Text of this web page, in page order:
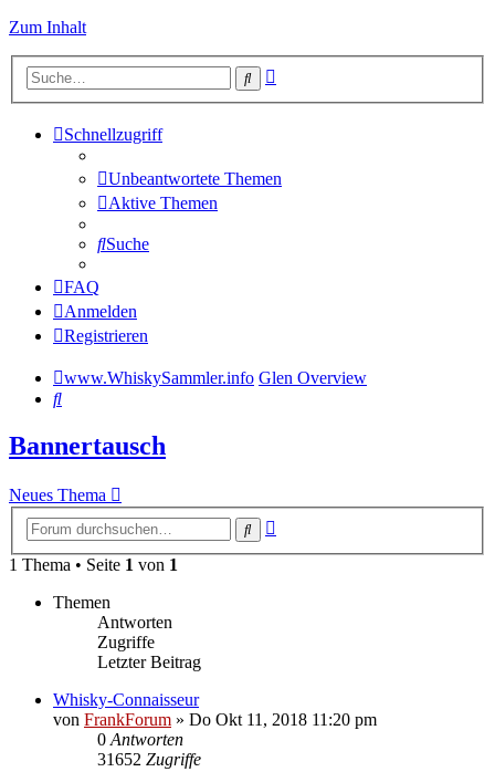
Zum Inhalt
Suche
Schnellzugriff
Unbeantwortete Themen
Aktive Themen
Suche
FAQ
Anmelden
Registrieren
www.WhiskySammler.info Glen Overview
Suche
Bannertausch
Neues Thema
Suche
1 Thema • Seite 1 von 1
Themen
Antworten
Zugriffe
Letzter Beitrag
Whisky-Connaisseur
von FrankForum » Do Okt 11, 2018 11:20 pm
0 Antworten
31652 Zugriffe